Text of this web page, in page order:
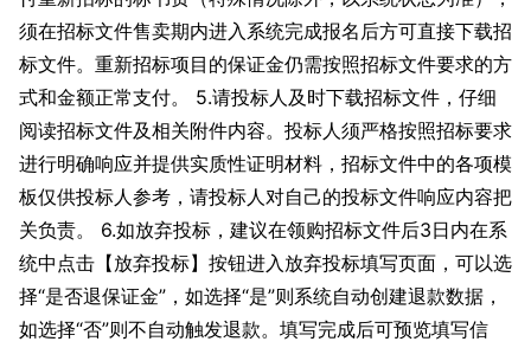
须在招标文件售卖期内进入系统完成报名后方可直接下载招
标文件。重新招标项目的保证金仍需按照招标文件要求的方
式和金额正常支付。 5.请投标人及时下载招标文件，仔细
阅读招标文件及相关附件内容。投标人须严格按照招标要求
进行明确响应并提供实质性证明材料，招标文件中的各项模
板仅供投标人参考，请投标人对自己的投标文件响应内容把
关负责。 6.如放弃投标，建议在领购招标文件后3日内在系
统中点击【放弃投标】按钮进入放弃投标填写页面，可以选
择“是否退保证金”，如选择“是”则系统自动创建退款数据，
如选择“否”则不自动触发退款。填写完成后可预览填写信